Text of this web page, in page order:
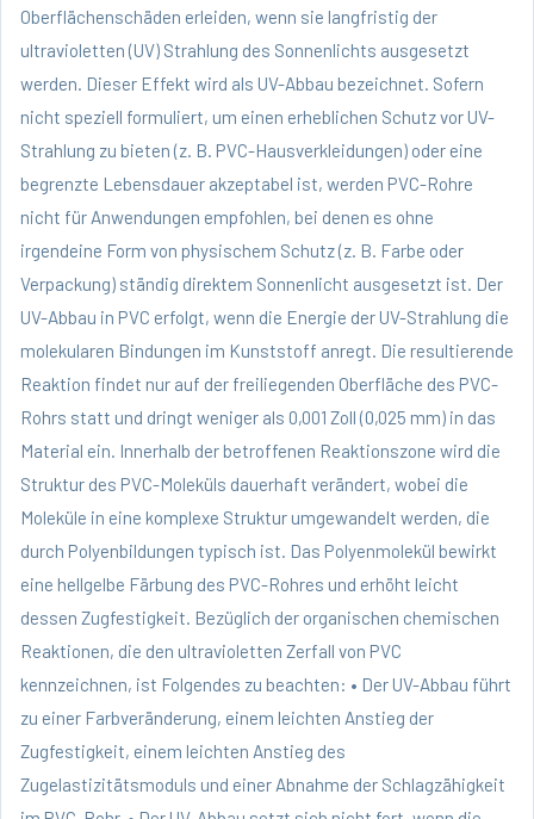
Oberflächenschäden erleiden, wenn sie langfristig der
ultravioletten (UV) Strahlung des Sonnenlichts ausgesetzt
werden. Dieser Effekt wird als UV-Abbau bezeichnet. Sofern
nicht speziell formuliert, um einen erheblichen Schutz vor UV-
Strahlung zu bieten (z. B. PVC-Hausverkleidungen) oder eine
begrenzte Lebensdauer akzeptabel ist, werden PVC-Rohre
nicht für Anwendungen empfohlen, bei denen es ohne
irgendeine Form von physischem Schutz (z. B. Farbe oder
Verpackung) ständig direktem Sonnenlicht ausgesetzt ist. Der
UV-Abbau in PVC erfolgt, wenn die Energie der UV-Strahlung die
molekularen Bindungen im Kunststoff anregt. Die resultierende
Reaktion findet nur auf der freiliegenden Oberfläche des PVC-
Rohrs statt und dringt weniger als 0,001 Zoll (0,025 mm) in das
Material ein. Innerhalb der betroffenen Reaktionszone wird die
Struktur des PVC-Moleküls dauerhaft verändert, wobei die
Moleküle in eine komplexe Struktur umgewandelt werden, die
durch Polyenbildungen typisch ist. Das Polyenmolekül bewirkt
eine hellgelbe Färbung des PVC-Rohres und erhöht leicht
dessen Zugfestigkeit. Bezüglich der organischen chemischen
Reaktionen, die den ultravioletten Zerfall von PVC
kennzeichnen, ist Folgendes zu beachten: • Der UV-Abbau führt
zu einer Farbveränderung, einem leichten Anstieg der
Zugfestigkeit, einem leichten Anstieg des
Zugelastizitätsmoduls und einer Abnahme der Schlagzähigkeit